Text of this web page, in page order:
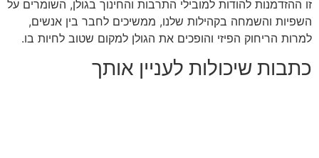
זו ההזדמנות להודות למובילי התרבות והחינוך בגולן, השומרים על
השפיות והשמחה בקהילות שלנו, ממשיכים לחבר בין אנשים,
למרות הריחוק הפיזי והופכים את הגולן למקום שטוב לחיות בו.
כתבות שיכולות לעניין אותך